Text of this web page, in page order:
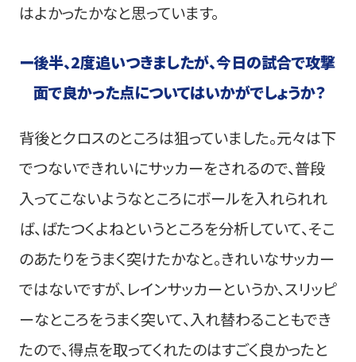
はよかったかなと思っています。
ー後半、2度追いつきましたが、今日の試合で攻撃
面で良かった点についてはいかがでしょうか？
背後とクロスのところは狙っていました。元々は下
でつないできれいにサッカーをされるので、普段
入ってこないようなところにボールを入れられれ
ば、ばたつくよねというところを分析していて、そこ
のあたりをうまく突けたかなと。きれいなサッカー
ではないですが、レインサッカーというか、スリッピ
ーなところをうまく突いて、入れ替わることもでき
たので、得点を取ってくれたのはすごく良かったと